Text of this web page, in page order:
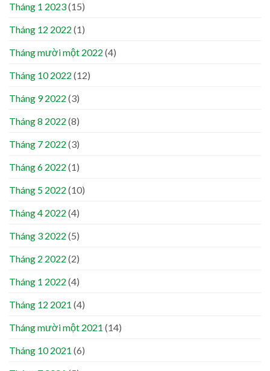
Tháng 1 2023(15)
Tháng 12 2022 (1)
Tháng mười một 2022 (4)
Tháng 10 2022 (12)
Tháng 9 2022 (3)
Tháng 8 2022 (8)
Tháng 7 2022 (3)
Tháng 6 2022 (1)
Tháng 5 2022 (10)
Tháng 4 2022 (4)
Tháng 3 2022 (5)
Tháng 2 2022 (2)
Tháng 1 2022 (4)
Tháng 12 2021 (4)
Tháng mười một 2021 (14)
Tháng 10 2021 (6)